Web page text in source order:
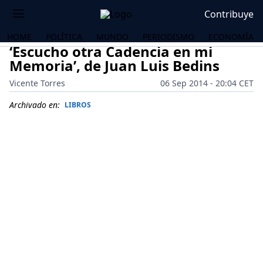
Contribuye
HOME POLÍTICA MUNDO PERIODISMO ECONOMÍA
‘Escucho otra Cadencia en mi
Memoria’, de Juan Luis Bedins
Vicente Torres
06 Sep 2014 - 20:04 CET
Archivado en: LIBROS